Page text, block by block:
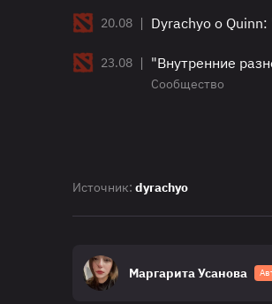
20.08 | Dyrachyo о
23.08 | "Внутренние
Сообщество
Источник: dyrachyo
Маргарита Усанова